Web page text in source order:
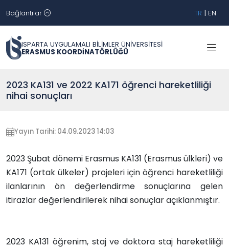
Bağlantılar TR | EN
ISPARTA UYGULAMALI BİLİMLER ÜNİVERSİTESİ
ERASMUS KOORDİNATÖRLÜĞÜ
2023 KA131 ve 2022 KA171 öğrenci hareketliliği
nihai sonuçları
Yayın Tarihi: 04.09.2023 14:03
2023 Şubat dönemi Erasmus KA131 (Erasmus ülkleri) ve
KA171 (ortak ülkeler) projeleri için öğrenci hareketliliği
ilanlarının ön değerlendirme sonuçlarına gelen
itirazlar değerlendirilerek nihai sonuçlar açıklanmıştır.
2023 KA131 öğrenim, staj ve doktora staj hareketliliği